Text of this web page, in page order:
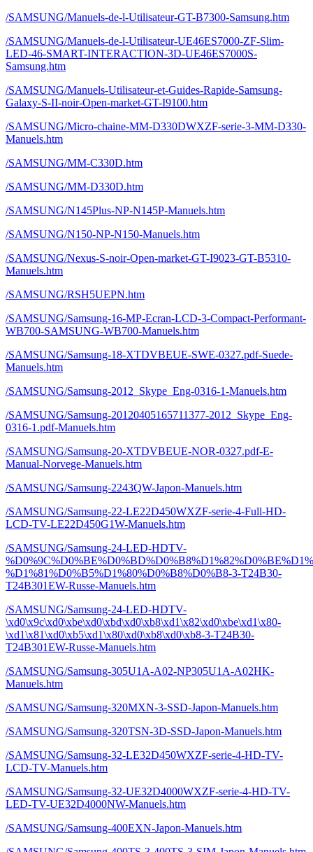
/SAMSUNG/Manuels-de-l-Utilisateur-GT-B7300-Samsung.htm
/SAMSUNG/Manuels-de-l-Utilisateur-UE46ES7000-ZF-Slim-
LED-46-SMART-INTERACTION-3D-UE46ES7000S-
Samsung.htm
/SAMSUNG/Manuels-Utilisateur-et-Guides-Rapide-Samsung-
Galaxy-S-II-noir-Open-market-GT-I9100.htm
/SAMSUNG/Micro-chaine-MM-D330DWXZF-serie-3-MM-D330-
Manuels.htm
/SAMSUNG/MM-C330D.htm
/SAMSUNG/MM-D330D.htm
/SAMSUNG/N145Plus-NP-N145P-Manuels.htm
/SAMSUNG/N150-NP-N150-Manuels.htm
/SAMSUNG/Nexus-S-noir-Open-market-GT-I9023-GT-B5310-
Manuels.htm
/SAMSUNG/RSH5UEPN.htm
/SAMSUNG/Samsung-16-MP-Ecran-LCD-3-Compact-Performant-
WB700-SAMSUNG-WB700-Manuels.htm
/SAMSUNG/Samsung-18-XTDVBEUE-SWE-0327.pdf-Suede-
Manuels.htm
/SAMSUNG/Samsung-2012_Skype_Eng-0316-1-Manuels.htm
/SAMSUNG/Samsung-20120405165711377-2012_Skype_Eng-
0316-1.pdf-Manuels.htm
/SAMSUNG/Samsung-20-XTDVBEUE-NOR-0327.pdf-E-
Manual-Norvege-Manuels.htm
/SAMSUNG/Samsung-2243QW-Japon-Manuels.htm
/SAMSUNG/Samsung-22-LE22D450WXZF-serie-4-Full-HD-
LCD-TV-LE22D450G1W-Manuels.htm
/SAMSUNG/Samsung-24-LED-HDTV-
%D1%81%D0%B5%D1%80%D0%B8%D0%B8-3-T24B30-
T24B301EW-Russe-Manuels.htm
/SAMSUNG/Samsung-24-LED-HDTV-
\xd0\x9c\xd0\xbe\xd0\xbd\xd0\xb8\xd1\x82\xd0\xbe\xd1\x80-
\xd1\x81\xd0\xb5\xd1\x80\xd0\xb8\xd0\xb8-3-T24B30-
T24B301EW-Russe-Manuels.htm
/SAMSUNG/Samsung-305U1A-A02-NP305U1A-A02HK-
Manuels.htm
/SAMSUNG/Samsung-320MXN-3-SSD-Japon-Manuels.htm
/SAMSUNG/Samsung-320TSN-3D-SSD-Japon-Manuels.htm
/SAMSUNG/Samsung-32-LE32D450WXZF-serie-4-HD-TV-
LCD-TV-Manuels.htm
/SAMSUNG/Samsung-32-UE32D4000WXZF-serie-4-HD-TV-
LED-TV-UE32D4000NW-Manuels.htm
/SAMSUNG/Samsung-400EXN-Japon-Manuels.htm